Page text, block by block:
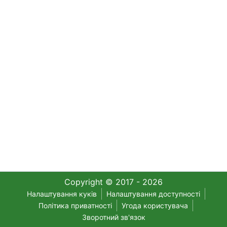
Copyright © 2017 - 2026
Налаштування куків
Налаштування доступності
Політика приватності
Угода користувача
Зворотний зв'язок